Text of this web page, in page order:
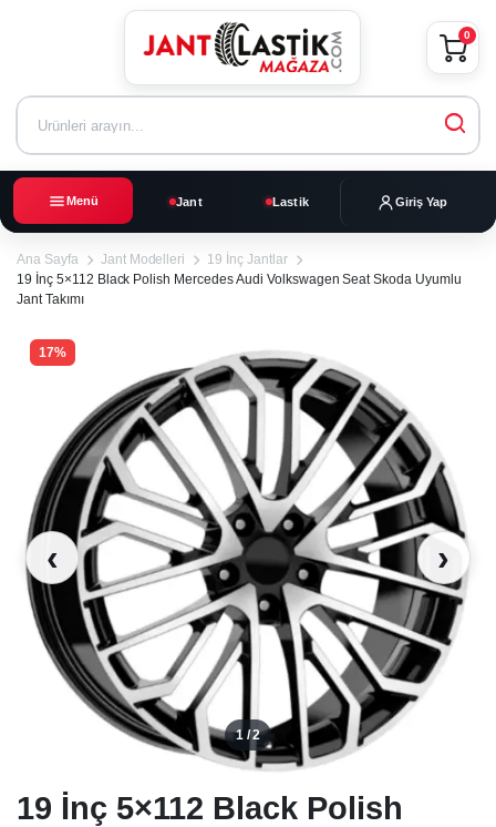
Menü Jant Lastik Giriş Yap
0
Ana Sayfa Jant Modelleri
19 İnç Jantlar
19 İnç 5×112 Black Polish Mercedes Audi Volkswagen Seat Skoda Uyumlu
Jant Takımı
17%
‹
1 / 2
›
19 İnç 5×112 Black Polish